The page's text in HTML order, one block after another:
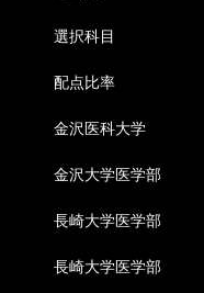
選択科目
配点比率
金沢医科大学
金沢大学医学部
長崎大学医学部
長崎大学医学部